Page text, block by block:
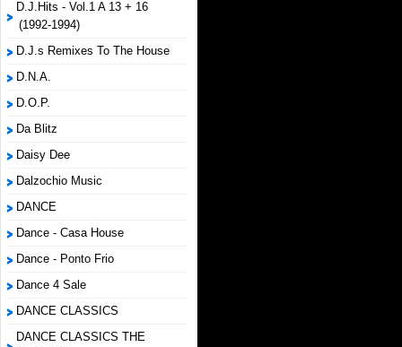
D.J.Hits - Vol.1 A 13 + 16
(1992-1994)
D.J.s Remixes To The House
D.N.A.
D.O.P.
Da Blitz
Daisy Dee
Dalzochio Music
DANCE
Dance - Casa House
Dance - Ponto Frio
Dance 4 Sale
DANCE CLASSICS
DANCE CLASSICS THE